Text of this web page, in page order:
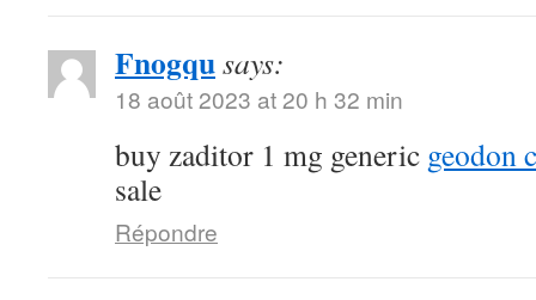
Fnogqusays:
18 août 2023 at 20 h 32 min
buy zaditor 1 mg generic geodon
sale
Répondre